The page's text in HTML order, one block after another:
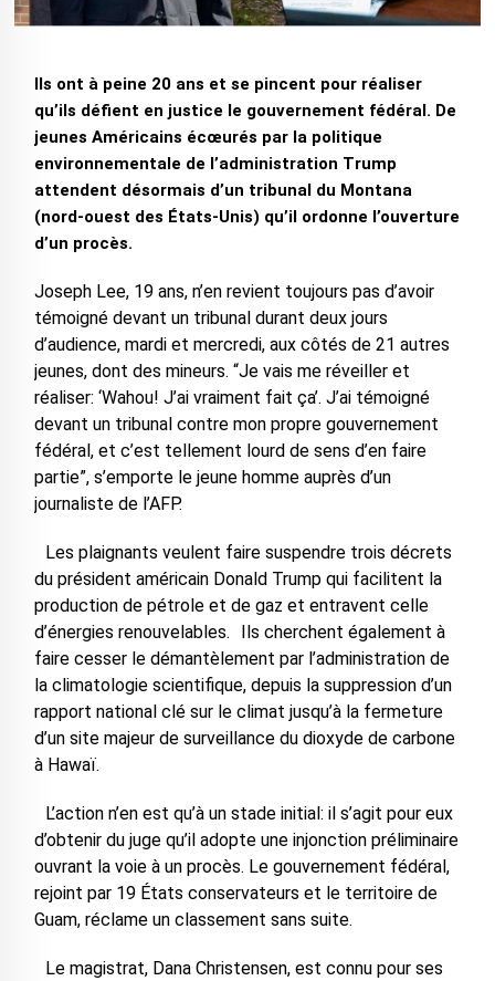
Ils ont à peine 20 ans et se pincent pour réaliser
qu’ils défient en justice le gouvernement fédéral. De
jeunes Américains écœurés par la politique
environnementale de l’administration Trump
attendent désormais d’un tribunal du Montana
(nord-ouest des États-Unis) qu’il ordonne l’ouverture
d’un procès.
Joseph Lee, 19 ans, n’en revient toujours pas d’avoir
témoigné devant un tribunal durant deux jours
d’audience, mardi et mercredi, aux côtés de 21 autres
jeunes, dont des mineurs. “Je vais me réveiller et
réaliser: ‘Wahou! J’ai vraiment fait ça’. J’ai témoigné
devant un tribunal contre mon propre gouvernement
fédéral, et c’est tellement lourd de sens d’en faire
partie”, s’emporte le jeune homme auprès d’un
journaliste de l’AFP.
Les plaignants veulent faire suspendre trois décrets
du président américain Donald Trump qui facilitent la
production de pétrole et de gaz et entravent celle
d’énergies renouvelables. Ils cherchent également à
faire cesser le démantèlement par l’administration de
la climatologie scientifique, depuis la suppression d’un
rapport national clé sur le climat jusqu’à la fermeture
d’un site majeur de surveillance du dioxyde de carbone
à Hawaï.
L’action n’en est qu’à un stade initial: il s’agit pour eux
d’obtenir du juge qu’il adopte une injonction préliminaire
ouvrant la voie à un procès. Le gouvernement fédéral,
rejoint par 19 États conservateurs et le territoire de
Guam, réclame un classement sans suite.
Le magistrat, Dana Christensen, est connu pour ses